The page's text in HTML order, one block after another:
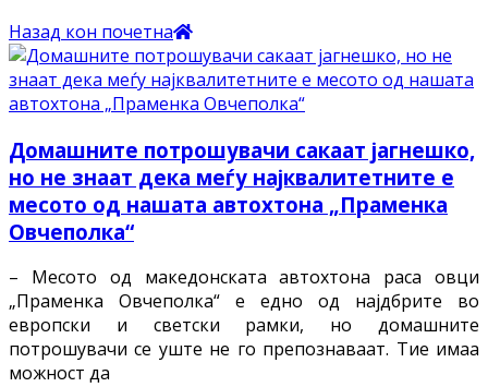
Назад кон почетна
Домашните потрошувачи сакаат јагнешко,
но не знаат дека меѓу најквалитетните е
месото од нашата автохтона „Праменка
Овчеполка“
– Месото од македонската автохтона раса овци
„Праменка Овчеполка“ е едно од најдбрите во
европски и светски рамки, но домашните
потрошувачи се уште не го препознаваат. Тие имаа
можност да